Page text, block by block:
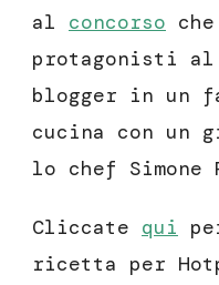
al concorso
protagonisti
blogger in un
cucina con un
lo chef Simone
Cliccate qui
ricetta per